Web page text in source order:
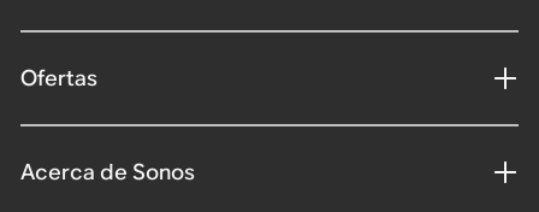
Ofertas
Acerca de Sonos